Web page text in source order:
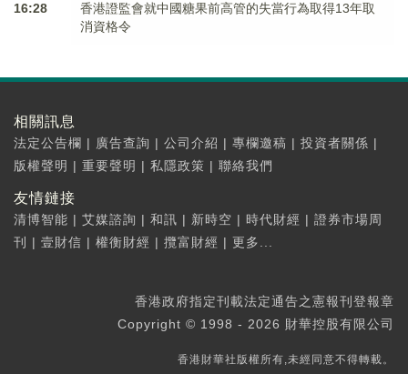
16:28
香港證監會就中國糖果前高管的失當行為取得13年取
消資格令
相關訊息
法定公告欄 | 廣告查詢 | 公司介紹 | 專欄邀稿 | 投資者關係 |
版權聲明 | 重要聲明 | 私隱政策 | 聯絡我們
友情鏈接
清博智能 | 艾媒諮詢 | 和訊 | 新時空 | 時代財經 | 證券市場周
刊
| 壹財信 | 權衡財經 | 攬富財經 | 更多...
香港政府指定刊載法定通告之憲報刊登報章
Copyright © 1998 - 2026 財華控股有限公司
香港財華社版權所有,未經同意不得轉載。